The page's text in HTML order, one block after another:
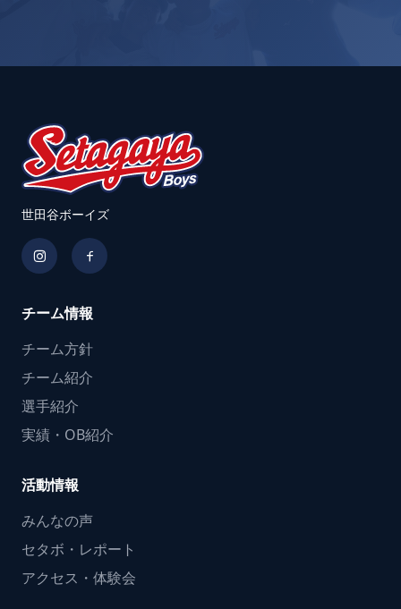
世田谷ボーイズ
チーム情報
チーム方針
チーム紹介
選手紹介
実績・OB紹介
活動情報
みんなの声
セタボ・レポート
アクセス・体験会